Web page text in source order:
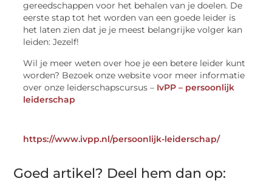
gereedschappen voor het behalen van je doelen. De
eerste stap tot het worden van een goede leider is
het laten zien dat je je meest belangrijke volger kan
leiden: Jezelf!
Wil je meer weten over hoe je een betere leider kunt
worden? Bezoek onze website voor meer informatie
over onze leiderschapscursus – IvPP – persoonlijk
leiderschap
https://www.ivpp.nl/persoonlijk-leiderschap/
Goed artikel? Deel hem dan op: